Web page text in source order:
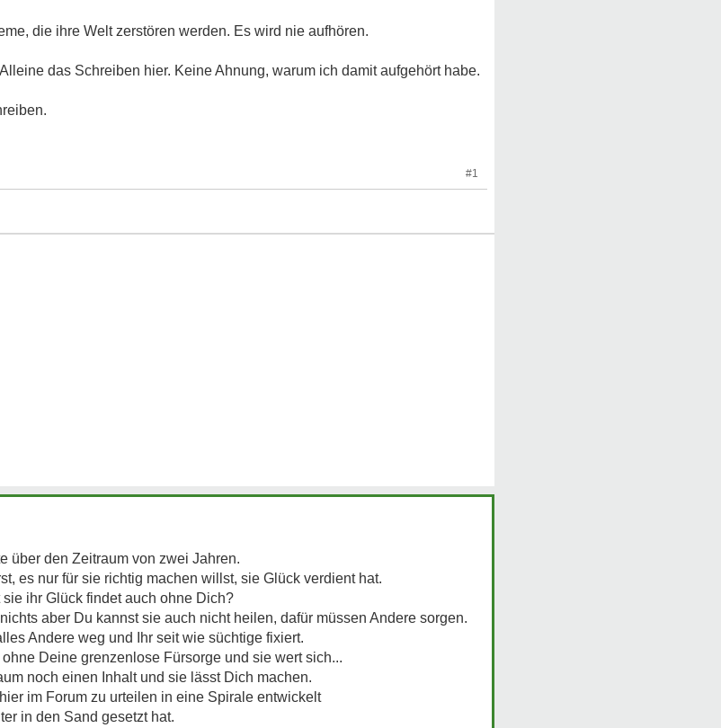
die ihre Welt zerstören werden. Es wird nie aufhören.
das Schreiben hier. Keine Ahnung, warum ich damit aufgehört habe.
#1
über den Zeitraum von zwei Jahren.
es nur für sie richtig machen willst, sie Glück verdient hat.
ihr Glück findet auch ohne Dich?
aber Du kannst sie auch nicht heilen, dafür müssen Andere sorgen.
Andere weg und Ihr seit wie süchtige fixiert.
Deine grenzenlose Fürsorge und sie wert sich...
noch einen Inhalt und sie lässt Dich machen.
im Forum zu urteilen in eine Spirale entwickelt
in den Sand gesetzt hat.